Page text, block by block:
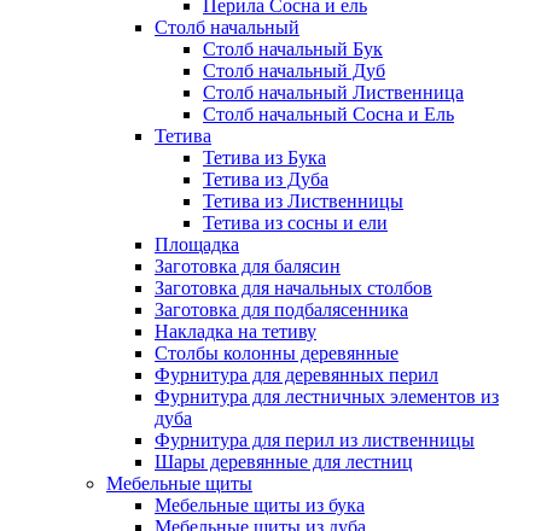
Перила Сосна и ель
Столб начальный
Столб начальный Бук
Столб начальный Дуб
Столб начальный Лиственница
Столб начальный Сосна и Ель
Тетива
Тетива из Бука
Тетива из Дуба
Тетива из Лиственницы
Тетива из сосны и ели
Площадка
Заготовка для балясин
Заготовка для начальных столбов
Заготовка для подбалясенника
Накладка на тетиву
Столбы колонны деревянные
Фурнитура для деревянных перил
Фурнитура для лестничных элементов из
дуба
Фурнитура для перил из лиственницы
Шары деревянные для лестниц
Мебельные щиты
Мебельные щиты из бука
Мебельные щиты из дуба